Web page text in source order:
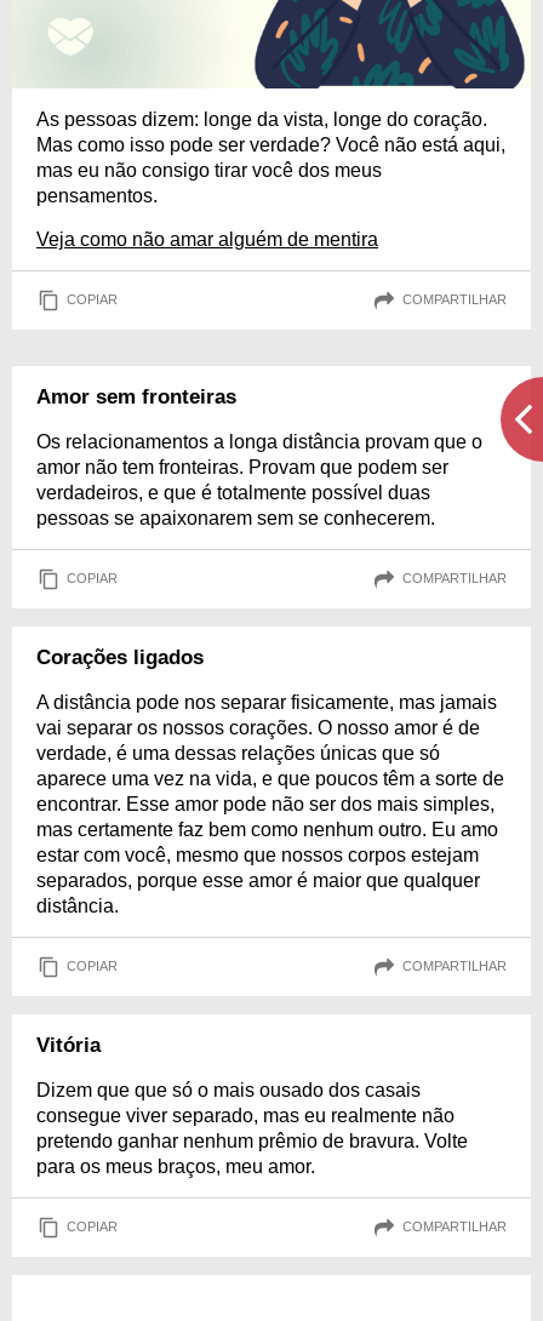
As pessoas dizem: longe da vista, longe do coração.
Mas como isso pode ser verdade? Você não está aqui,
mas eu não consigo tirar você dos meus
pensamentos.
Veja como não amar alguém de mentira
COPIAR COMPARTILHAR
Amor sem fronteiras
Os relacionamentos a longa distância provam que o
amor não tem fronteiras. Provam que podem ser
verdadeiros, e que é totalmente possível duas
pessoas se apaixonarem sem se conhecerem.
COPIAR COMPARTILHAR
Corações ligados
A distância pode nos separar fisicamente, mas jamais
vai separar os nossos corações. O nosso amor é de
verdade, é uma dessas relações únicas que só
aparece uma vez na vida, e que poucos têm a sorte de
encontrar. Esse amor pode não ser dos mais simples,
mas certamente faz bem como nenhum outro. Eu amo
estar com você, mesmo que nossos corpos estejam
separados, porque esse amor é maior que qualquer
distância.
COPIAR COMPARTILHAR
Vitória
Dizem que que só o mais ousado dos casais
consegue viver separado, mas eu realmente não
pretendo ganhar nenhum prêmio de bravura. Volte
para os meus braços, meu amor.
COPIAR COMPARTILHAR